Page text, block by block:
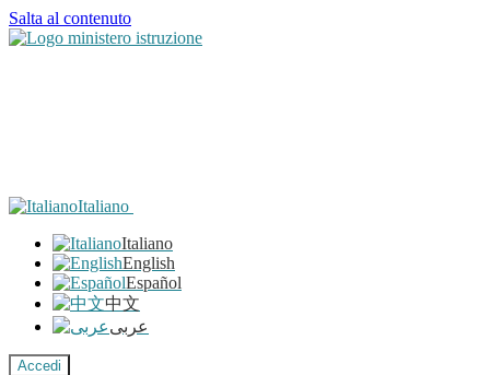
Salta al contenuto
Italiano
Italiano
English
Español
中文
عربى
Accedi